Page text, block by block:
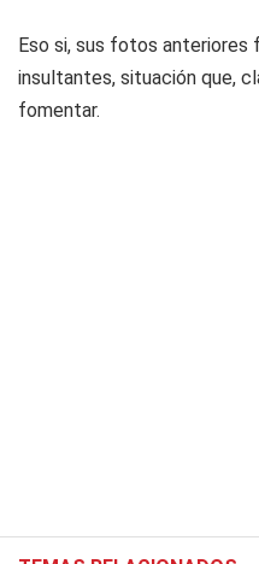
Eso si, sus fotos anteriores
insultantes, situación que,
fomentar.